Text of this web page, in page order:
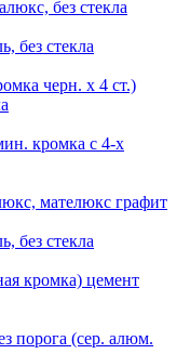
без стекла
без стекла
черн. х 4 ст.)
кромка с 4-х
мателюкс графит
без стекла
кромка) цемент
порога (сер. алюм.